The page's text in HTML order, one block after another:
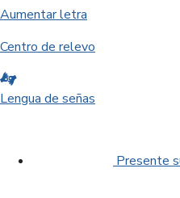
Aumentar letra
Centro de relevo
Lengua de señas
Presente